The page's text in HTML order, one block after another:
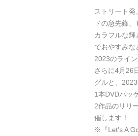
ストリート
ドの急先鋒、
カラフルな
でおやすみ
2023のライ
さらに4月26
グルと、
1本DVDパッ
2作品のリリ
催します！
※『Let’s A